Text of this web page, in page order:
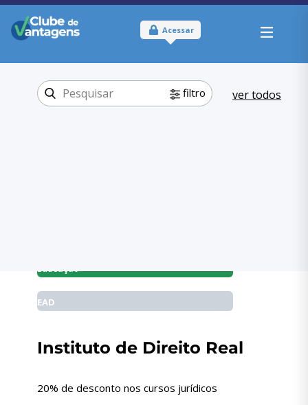
Acessar
filtro ver todos
Educação
EAD
Instituto de Direito Real
20% de desconto nos cursos jurídicos